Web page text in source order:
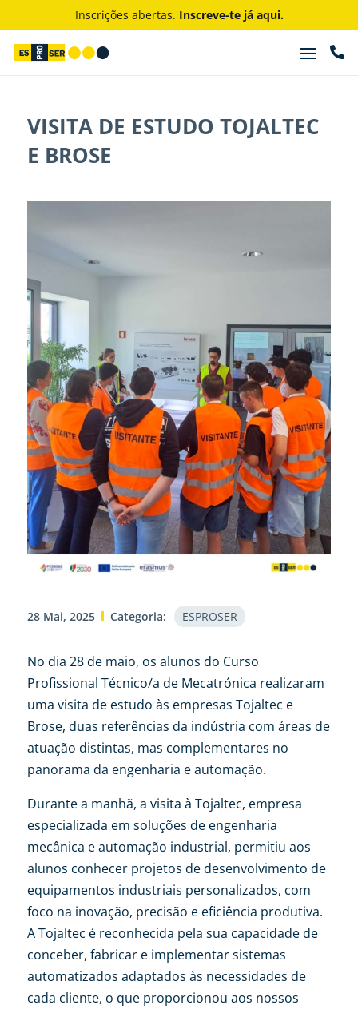
Inscrições abertas. Inscreve-te já aqui.

VISITA DE ESTUDO TOJALTEC
E BROSE
28 Mai, 2025 Categoria: ESPROSER
No dia 28 de maio, os alunos do Curso
Profissional Técnico/a de Mecatrónica realizaram
uma visita de estudo às empresas Tojaltec e
Brose, duas referências da indústria com áreas de
atuação distintas, mas complementares no
panorama da engenharia e automação.
Durante a manhã, a visita à Tojaltec, empresa
especializada em soluções de engenharia
mecânica e automação industrial, permitiu aos
alunos conhecer projetos de desenvolvimento de
equipamentos industriais personalizados, com
foco na inovação, precisão e eficiência produtiva.
A Tojaltec é reconhecida pela sua capacidade de
conceber, fabricar e implementar sistemas
automatizados adaptados às necessidades de
cada cliente, o que proporcionou aos nossos